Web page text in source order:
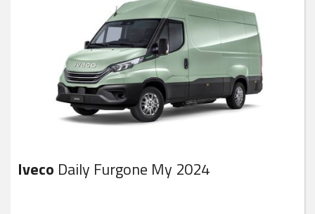
Iveco Daily Furgone My 2024